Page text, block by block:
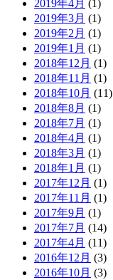
2019年4月 (1)
2019年3月 (1)
2019年2月 (1)
2019年1月 (1)
2018年12月 (1)
2018年11月 (1)
2018年10月 (11)
2018年8月 (1)
2018年7月 (1)
2018年4月 (1)
2018年3月 (1)
2018年1月 (1)
2017年12月 (1)
2017年11月 (1)
2017年9月 (1)
2017年7月 (14)
2017年4月 (11)
2016年12月 (3)
2016年10月 (3)